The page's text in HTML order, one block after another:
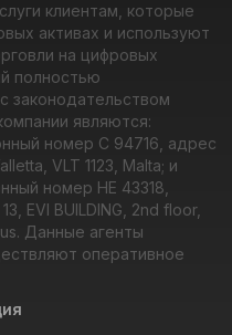
клиентам, которые
активах и используют
на цифровых
полностью
законодательством
являются:
номер C 94716, адрес
VLT 1123, Malta; и
номер HE 43318,
EVI BUILDING, 2nd floor,
Данные агенты
оперативное